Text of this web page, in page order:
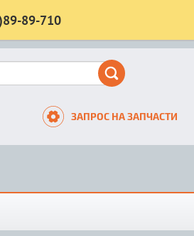
89-710
ЗАПРОС НА ЗАПЧАСТИ